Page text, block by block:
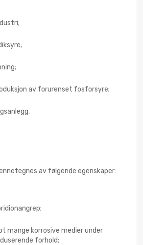
av forurenset fosforsyre;
av følgende egenskaper:
mange korrosive medier under
forhold;